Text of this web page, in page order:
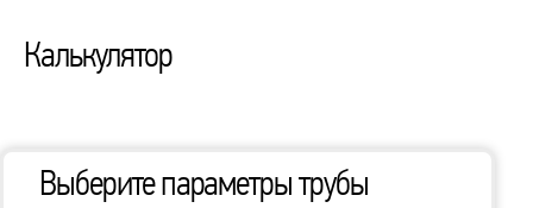
Калькулятор
Выберите параметры трубы